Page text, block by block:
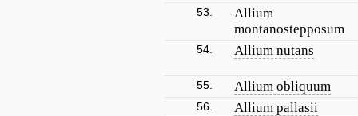
53.
Allium
montanostepposum
54. Allium nutans
55. Allium obliquum
56. Allium pallasii